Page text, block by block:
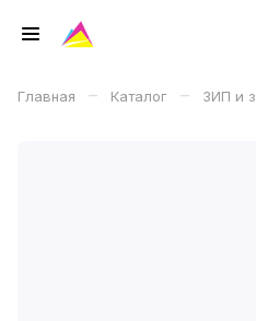
Главная – Каталог – ЗИП и